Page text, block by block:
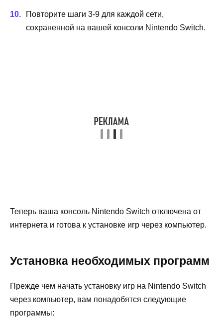
Повторите шаги 3-9 для каждой сети,
сохраненной на вашей консоли Nintendo Switch.
Теперь ваша консоль Nintendo Switch отключена от
интернета и готова к установке игр через компьютер.
Установка необходимых программ
Прежде чем начать установку игр на Nintendo Switch
через компьютер, вам понадобятся следующие
программы: